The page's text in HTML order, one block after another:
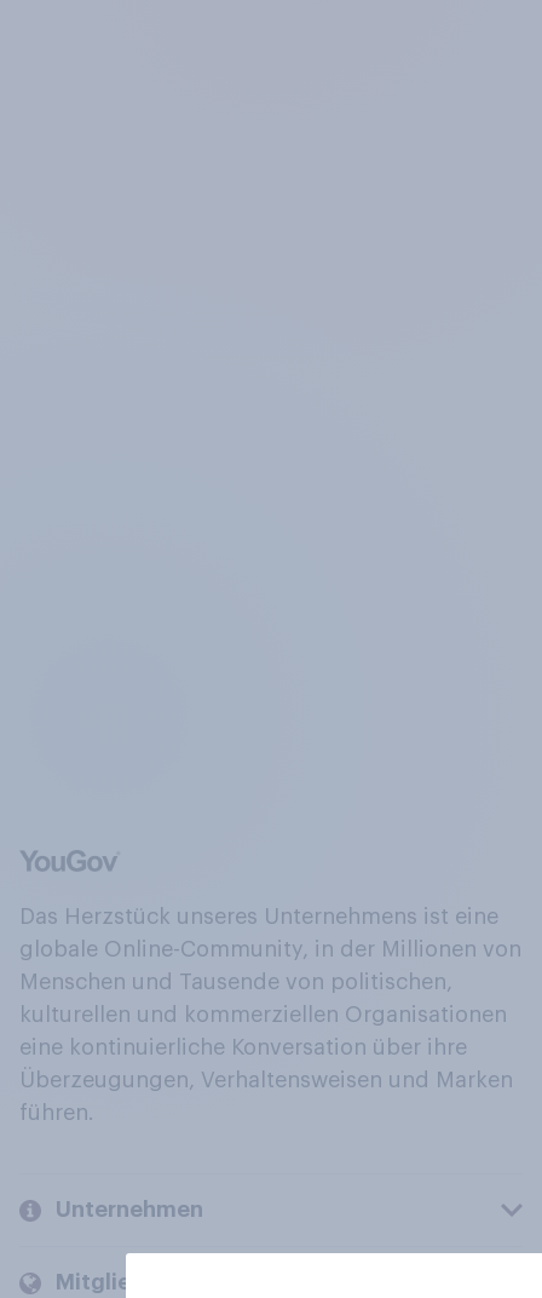
Das Herzstück unseres Unternehmens ist eine
globale Online-Community, in der Millionen von
Menschen und Tausende von politischen,
kulturellen und kommerziellen Organisationen
eine kontinuierliche Konversation über ihre
Überzeugungen, Verhaltensweisen und Marken
führen.
Unternehmen
Mitglieder und Kunden